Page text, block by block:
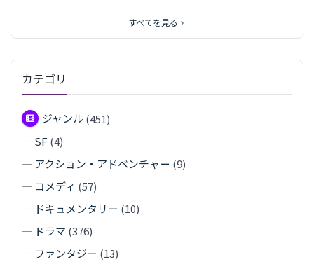
すべてを見る
カテゴリ
ジャンル (451)
— SF (4)
— アクション・アドベンチャー (9)
— コメディ (57)
— ドキュメンタリー (10)
— ドラマ (376)
— ファンタジー (13)